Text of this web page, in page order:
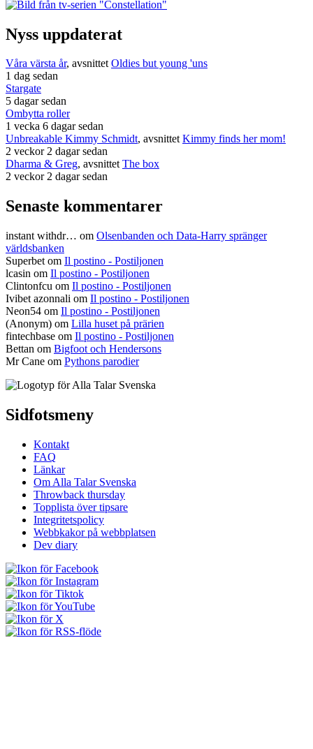
Nyss uppdaterat
Våra värsta år, avsnittetOldies but young 'uns
1 dag sedan
Stargate
5 dagar sedan
Ombytta roller
1 vecka 6 dagar sedan
Unbreakable Kimmy Schmidt, avsnittetKimmy finds her mom!
2 veckor 2 dagar sedan
Dharma & Greg, avsnittetThe box
2 veckor 2 dagar sedan
Senaste kommentarer
instant withdr… om Olsenbanden och Data-Harry spränger
världsbanken
Superbet om Il postino - Postiljonen
lcasin om Il postino - Postiljonen
Clintonfcu om Il postino - Postiljonen
Ivibet azonnali om Il postino - Postiljonen
Neon54 om Il postino - Postiljonen
(Anonym) om Lilla huset på prärien
fintechbase om Il postino - Postiljonen
Bettan om Bigfoot och Hendersons
Mr Cane om Pythons parodier
Sidfotsmeny
Kontakt
FAQ
Länkar
Om Alla Talar Svenska
Throwback thursday
Topplista över tipsare
Integritetspolicy
Webbkakor på webbplatsen
Dev diary